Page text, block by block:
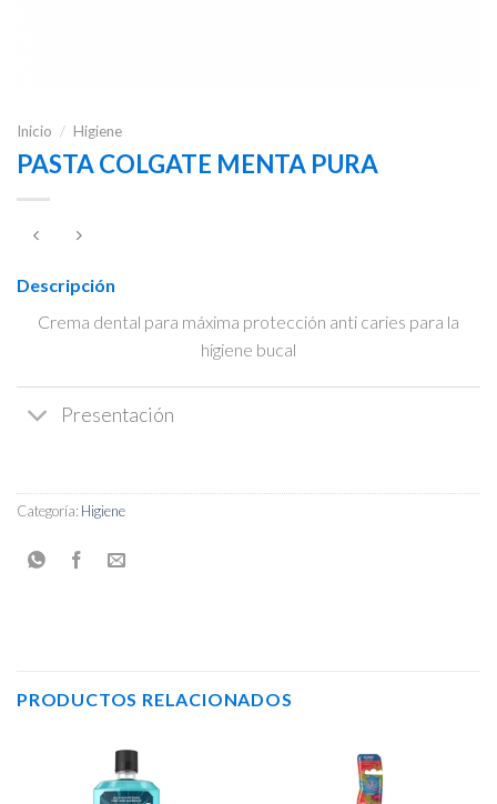
Inicio / Higiene
PASTA COLGATE MENTA PURA
Descripción
Crema dental para máxima protección anti caries para la
higiene bucal
Presentación
Categoría: Higiene
PRODUCTOS RELACIONADOS